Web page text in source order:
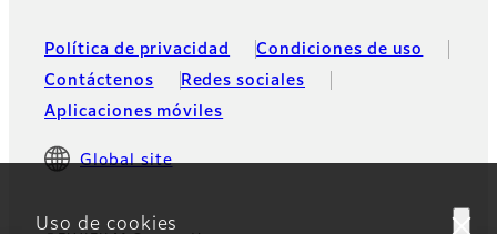
Uso de cookies
Política de privacidad
Condiciones de uso
Contáctenos
Redes sociales
Aplicaciones móviles
Global site